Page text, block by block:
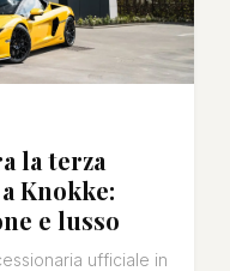
la terza
Knokke:
e lusso
ufficiale in